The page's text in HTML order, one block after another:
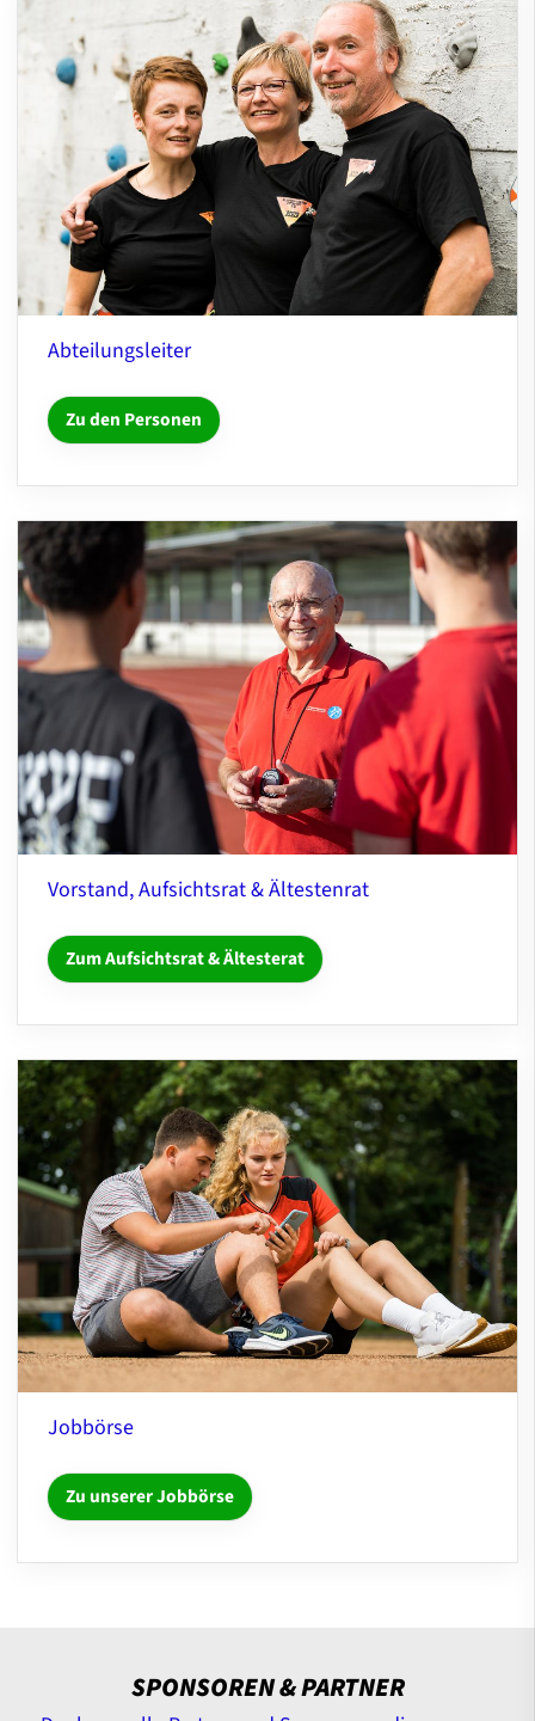
Abteilungsleiter
Zu den Personen
Vorstand, Aufsichtsrat & Ältestenrat
Zum Aufsichtsrat & Ältesterat
Jobbörse
Zu unserer Jobbörse
SPONSOREN & PARTNER